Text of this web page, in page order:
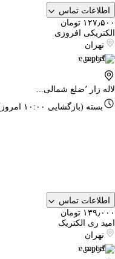
اطلاعات تماس
۱۲۷٫۵۰۰ تومان
الکتریکی افروزی
تهران
گزارش
لاله زار ٬ضلع شمالی...
بسته (بازگشایی ۱۰:۰۰ امروز)
اطلاعات تماس
۱۳۹٫۰۰۰ تومان
امید ری الکتریک
تهران
گزارش